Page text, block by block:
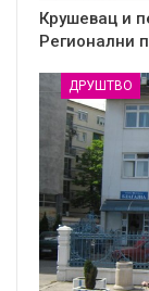
Крушевац и
Регионални
ДРУШТВО